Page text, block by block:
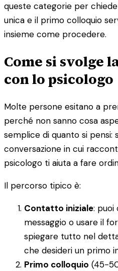
queste categorie per
unica e il primo colloquio
insieme come procedere.
Come si svolge
con lo psicologo
Molte persone esitano a
perché non sanno cosa
semplice di quanto si pensi:
conversazione in cui
psicologo ti aiuta a fare
Il percorso tipico è:
Contatto iniziale: puoi
messaggio o usare il
spiegare tutto nel
che desideri un primo
Primo colloquio (45-